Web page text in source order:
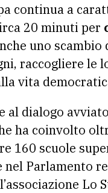
continua a
20 minuti per
uno
raccogliere le
vita
al dialogo
ha coinvolto
160 scuole
Parlamento
Lo